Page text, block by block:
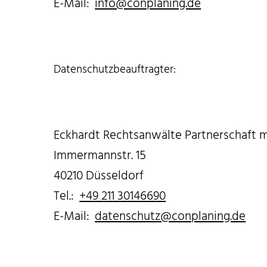
E-Mail: info@conplaning.de
Datenschutzbeauftragter:
Eckhardt Rechtsanwälte Partnerschaft
Immermannstr. 15
40210 Düsseldorf
Tel.: +49 211 30146690
E-Mail: datenschutz@conplaning.de